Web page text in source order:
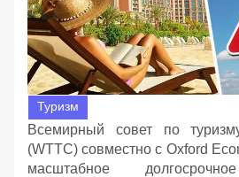
Туризм
Всемирный совет по
(WTTC) совместно с Oxford
масштабное